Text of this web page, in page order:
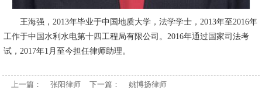
王海强，2013年毕业于中国地质大学，法学学士，2013年至2016年
工作于中国水利水电第十四工程局有限公司。2016年通过国家司法考
试，2017年1月至今担任律师助理。
上一篇： 张阳律师 下一篇： 姚博扬律师